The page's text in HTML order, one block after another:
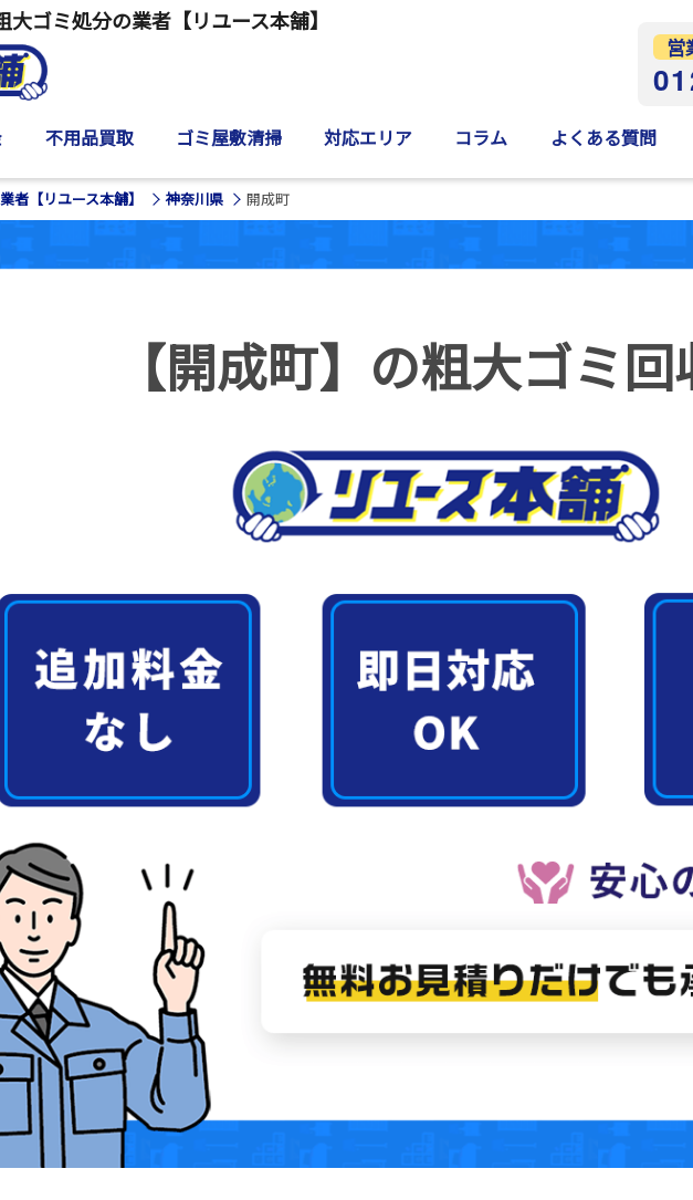
営
不用品買取 ゴミ屋敷清掃 対応エリア コラム よくある質問
ゴミ処分の業者【リユース本舗】
者【リユース本舗】 神奈川県 開成町
【開成町】の粗大ゴミ回